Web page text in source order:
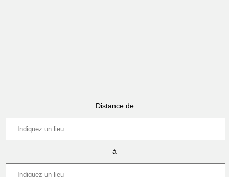
Distance de
à